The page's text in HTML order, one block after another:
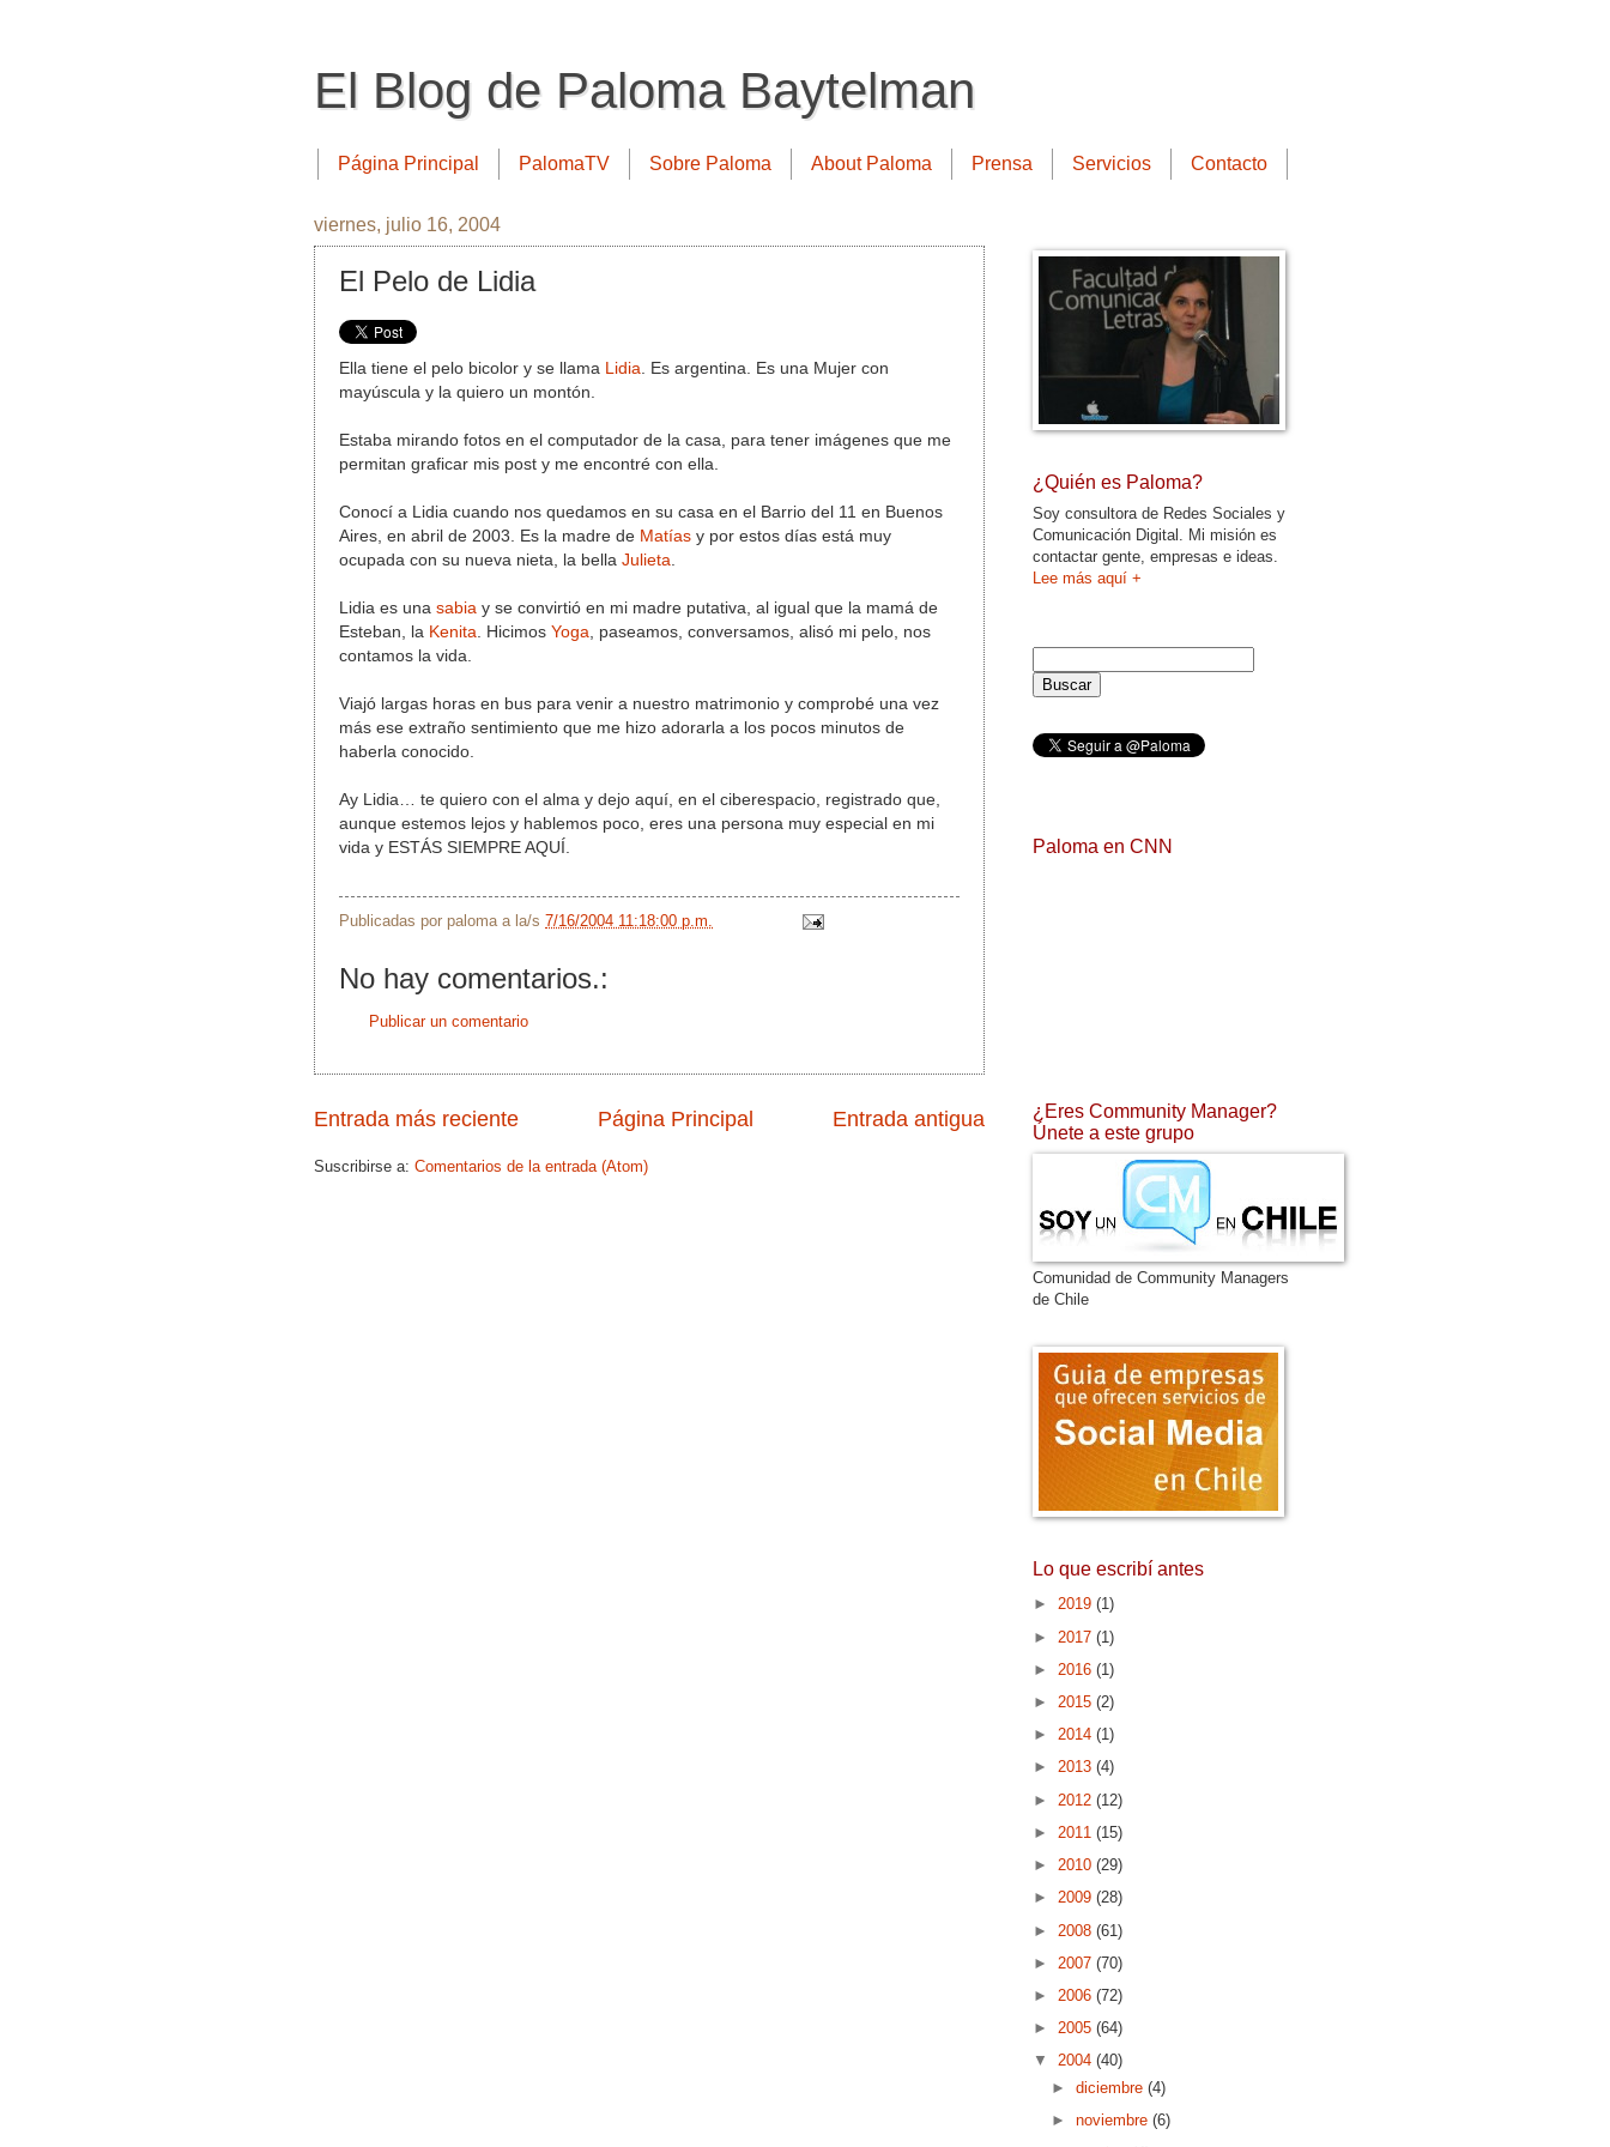
El Blog de Paloma Baytelman
Página Principal PalomaTV Sobre Paloma About Paloma Prensa Servicios Contacto
viernes, julio 16, 2004
El Pelo de Lidia
Ella tiene el pelo bicolor y se llama Lidia . Es argentina. Es una Mujer con
mayúscula y la quiero un montón.
Estaba mirando fotos en el computador de la casa, para tener imágenes que me
permitan graficar mis post y me encontré con ella.
Conocí a Lidia cuando nos quedamos en su casa en el Barrio del 11 en Buenos
Aires, en abril de 2003. Es la madre de Matías y por estos días está muy
ocupada con su nueva nieta, la bella Julieta
Lidia es una sabia y se convirtió en mi madre putativa, al igual que la mamá de
Esteban, la Kenita . Hicimos Yoga , paseamos, conversamos, alisó mi pelo, nos
contamos la vida.
Viajó largas horas en bus para venir a nuestro matrimonio y comprobé una vez
más ese extraño sentimiento que me hizo adorarla a los pocos minutos de
haberla conocido.
Ay Lidia… te quiero con el alma y dejo aquí, en el ciberespacio, registrado que,
aunque estemos lejos y hablemos poco, eres una persona muy especial en mi
vida y ESTÁS SIEMPRE AQUÍ.
Publicadas por paloma a la/s 7/16/2004 11:18:00 p.m.
No hay comentarios.:
Publicar un comentario
Entrada más reciente Entrada antigua
Página Principal
Suscribirse a: Comentarios de la entrada (Atom)
¿Quién es Paloma?
Soy consultora de Redes Sociales y
Comunicación Digital. Mi misión es
contactar gente, empresas e ideas.
Lee más aquí +
Paloma en CNN
¿Eres Community Manager?
Únete a este grupo
Comunidad de Community Managers
de Chile
Lo que escribí antes
► 2019 (1)
► 2017 (1)
► 2016 (1)
► 2015 (2)
► 2014 (1)
► 2013 (4)
► 2012 (12)
► 2011 (15)
► 2010 (29)
► 2009 (28)
► 2008 (61)
► 2007 (70)
► 2006 (72)
► 2005 (64)
▼ 2004 (40)
►diciembre(4)
►noviembre(6)